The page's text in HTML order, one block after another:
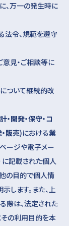
、万一の発生時に
法令、規範を遵守
見・ご相談等に
ついて継続的改
・開発・保守・コ
販売)における業
ージや電子メー
に記載された個人
の目的で個人情
します。また、上
際は、法定された
の利用目的を本